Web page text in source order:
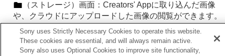
（ ストレージ）画面：Creators' Appに取り込んだ画像
や、クラウドにアップロードした画像の閲覧ができます。
（
ディスカバー）画面：他のクリエイターと交流できる
ウェブサイトです。
Sony uses Strictly Necessary Cookies to operate this website.
These cookies are essential, and will always remain active.
Sony also uses Optional Cookies to improve site functionality,